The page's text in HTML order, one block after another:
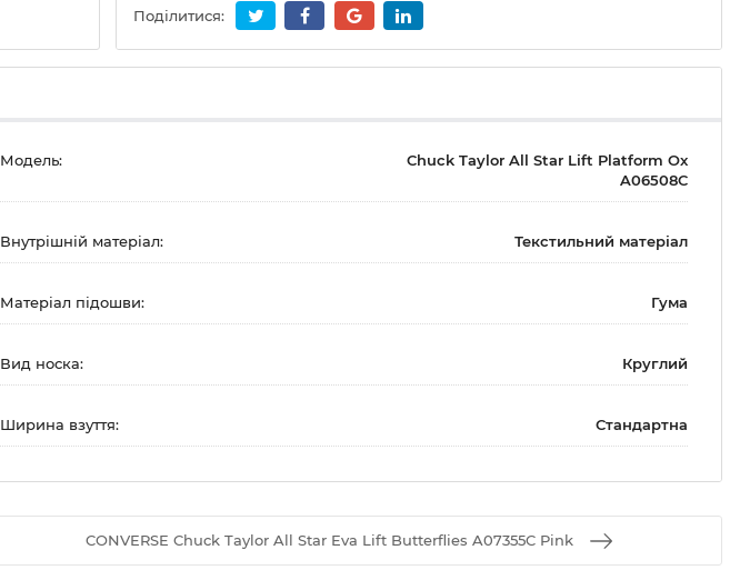
Поділитися:
Модель:
Chuck Taylor All Star Lift Platform Ox
A06508C
Внутрішній матеріал: Текстильний матеріал
Матеріал підошви: Гума
Вид носка: Круглий
Ширина взуття: Стандартна
CONVERSE Chuck Taylor All Star Eva Lift Butterflies A07355C Pink